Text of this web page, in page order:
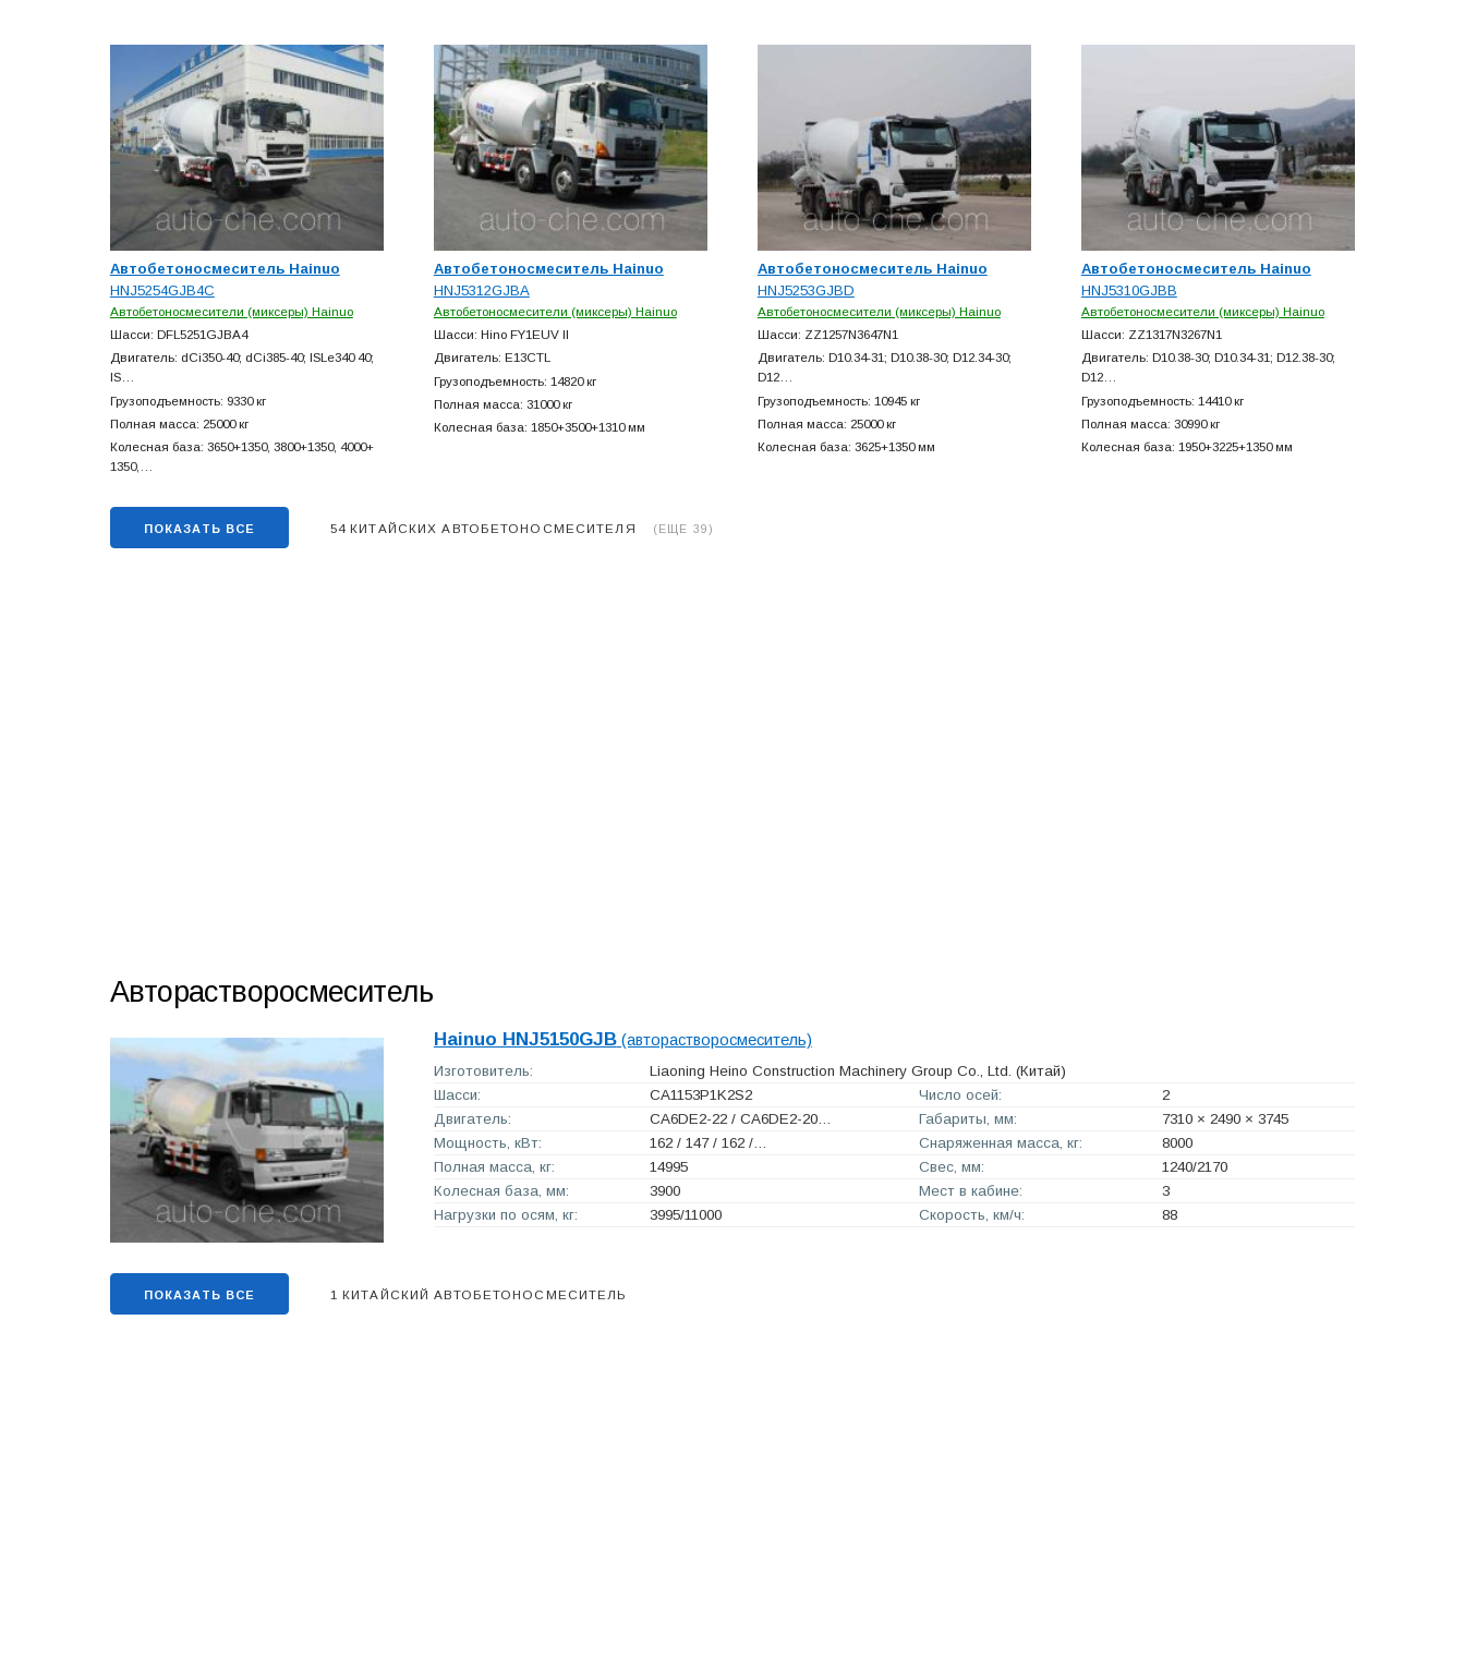
Автобетоносмеситель Hainuo
HNJ5254GJB4C
Автобетоносмесители (миксеры) Hainuo
Шасси: DFL5251GJBA4
Двигатель: dCi350-40; dCi385-40; ISLe340 40;
IS…
Грузоподъемность: 9330 кг
Полная масса: 25000 кг
Колесная база: 3650+1350, 3800+1350, 4000+
1350,…
Автобетоносмеситель Hainuo
HNJ5312GJBA
Автобетоносмесители (миксеры) Hainuo
Шасси: Hino FY1EUV II
Двигатель: E13CTL
Грузоподъемность: 14820 кг
Полная масса: 31000 кг
Колесная база: 1850+3500+1310 мм
Автобетоносмеситель Hainuo
HNJ5253GJBD
Автобетоносмесители (миксеры) Hainuo
Шасси: ZZ1257N3647N1
Двигатель: D10.34-31; D10.38-30; D12.34-30;
D12…
Грузоподъемность: 10945 кг
Полная масса: 25000 кг
Колесная база: 3625+1350 мм
Автобетоносмеситель Hainuo
HNJ5310GJBB
Автобетоносмесители (миксеры) Hainuo
Шасси: ZZ1317N3267N1
Двигатель: D10.38-30; D10.34-31; D12.38-30;
D12…
Грузоподъемность: 14410 кг
Полная масса: 30990 кг
Колесная база: 1950+3225+1350 мм
ПОКАЗАТЬ ВСЕ 54 КИТАЙСКИХ АВТОБЕТОНОСМЕСИТЕЛЯ (ЕЩЕ 39)
Авторастворосмеситель
Hainuo HNJ5150GJB(авторастворосмеситель)
Изготовитель: Liaoning Heino Construction Machinery Group Co., Ltd. (Китай)
Шасси:
CA1153P1K2S2 Число осей:
2
Двигатель:
CA6DE2-22 / CA6DE2-20… Габариты, мм:
7310 × 2490 × 3745
Мощность, кВт:
162 / 147 / 162 /… Снаряженная масса, кг:
8000
Полная масса, кг:
14995 Свес, мм:
1240/2170
Колесная база, мм:
3900 Мест в кабине:
3
Нагрузки по осям, кг:
3995/11000 Скорость, км/ч: 88
ПОКАЗАТЬ ВСЕ 1 КИТАЙСКИЙ АВТОБЕТОНОСМЕСИТЕЛЬ